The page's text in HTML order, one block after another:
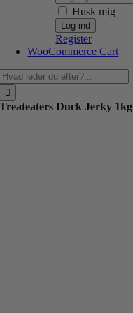
Husk mig
Register
WooCommerce Cart
Treateaters Duck Jerky 1kg